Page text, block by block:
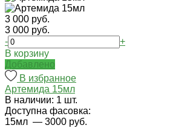
3 000 руб.
3 000 руб.
-
+
В корзину
Добавлено
В избранное
Артемида 15мл
В наличии: 1 шт.
Доступна фасовка:
15мл — 3000 руб.